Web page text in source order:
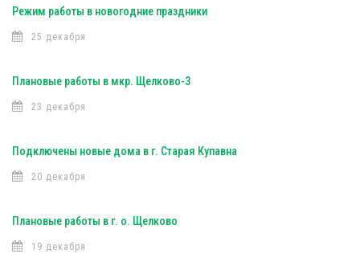
Режим работы в новогодние праздники
25 декабря
Плановые работы в мкр. Щелково-3
23 декабря
Подключены новые дома в г. Старая Купавна
20 декабря
Плановые работы в г. о. Щелково
19 декабря